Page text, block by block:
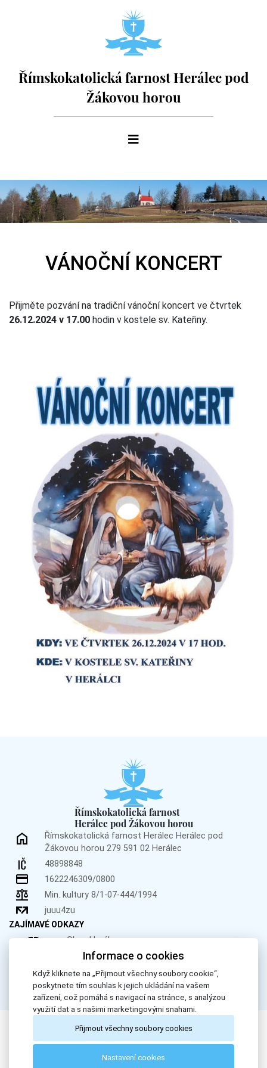
Římskokatolická farnost Herálec pod
Žákovou horou
VÁNOČNÍ KONCERT
Přijměte pozvání na tradiční vánoční koncert ve čtvrtek
26.12.2024 v 17.00 hodin v kostele sv. Kateřiny.
Římskokatolická farnost
Herálec pod Žákovou horou
Římskokatolická farnost Herálec Herálec pod
Žákovou horou 279 591 02 Herálec
48898848
1622246309/0800
Min. kultury 8/1-07-444/1994
juuu4zu
ZAJÍMAVÉ ODKAZY
Obec Herálec
Obec Křižánky
Donátor.cz
All Rights Reserved, Římskokatolická farnost Herálec. © 2024
Webdesign byLE CLAVERA s.r.o.
Informace o cookies
Když kliknete na „Přijmout všechny soubory cookie“,
poskytnete tím souhlas k jejich ukládání na vašem
zařízení, což pomáhá s navigací na stránce, s analýzou
využití dat a s našimi marketingovými snahami.
Přijmout všechny soubory cookies
Nastavení cookies